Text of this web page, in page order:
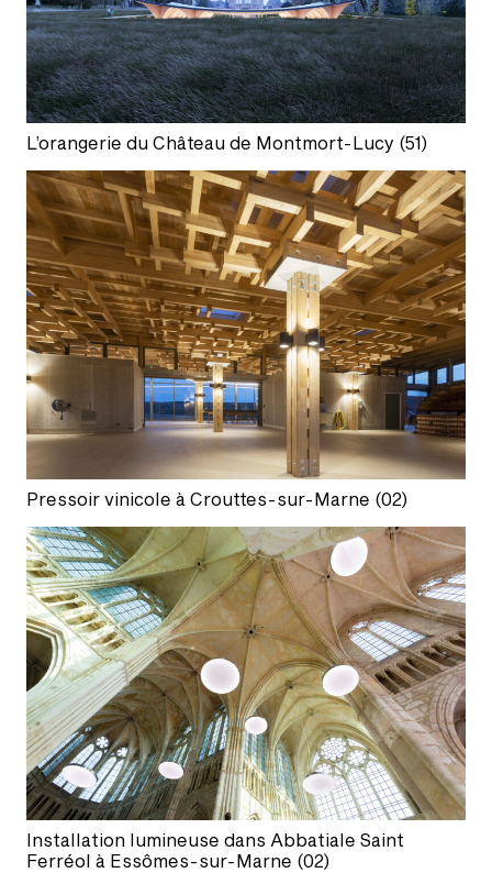
L’orangerie du Château de Montmort-Lucy (51)
Pressoir vinicole à Crouttes-sur-Marne (02)
Installation lumineuse dans Abbatiale Saint
Ferréol à Essômes-sur-Marne (02)